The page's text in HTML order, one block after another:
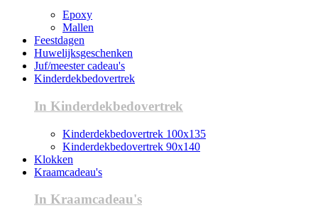
Epoxy
Mallen
Feestdagen
Huwelijksgeschenken
Juf/meester cadeau's
Kinderdekbedovertrek
In Kinderdekbedovertrek
Kinderdekbedovertrek 100x135
Kinderdekbedovertrek 90x140
Klokken
Kraamcadeau's
In Kraamcadeau's